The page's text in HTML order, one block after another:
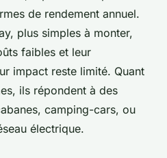
de rendement annuel.
plus simples à monter,
faibles et leur
impact reste limité. Quant
ils répondent à des
camping-cars, ou
électrique.